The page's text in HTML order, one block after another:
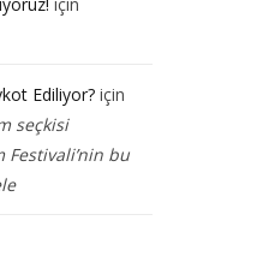
Ediliyor? için
seçkisi
Festivali’nin bu